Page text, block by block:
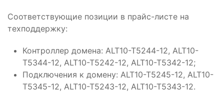
Соответствующие позиции в прайс-листе на
техподдержку:
Контроллер домена: ALT10-T5244-12, ALT10-
T5344-12, ALT10-T5242-12, ALT10-T5342-12;
Подключения к домену: ALT10-T5245-12, ALT10-
T5345-12, ALT10-T5243-12, ALT10-T5343-12.